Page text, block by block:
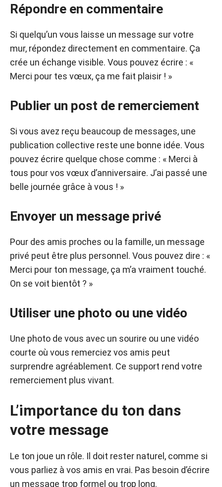
Répondre en commentaire
Si quelqu’un vous laisse un message sur votre
mur, répondez directement en commentaire. Ça
crée un échange visible. Vous pouvez écrire : «
Merci pour tes vœux, ça me fait plaisir ! »
Publier un post de remerciement
Si vous avez reçu beaucoup de messages, une
publication collective reste une bonne idée. Vous
pouvez écrire quelque chose comme : « Merci à
tous pour vos vœux d’anniversaire. J’ai passé une
belle journée grâce à vous ! »
Envoyer un message privé
Pour des amis proches ou la famille, un message
privé peut être plus personnel. Vous pouvez dire : «
Merci pour ton message, ça m’a vraiment touché.
On se voit bientôt ? »
Utiliser une photo ou une vidéo
Une photo de vous avec un sourire ou une vidéo
courte où vous remerciez vos amis peut
surprendre agréablement. Ce support rend votre
remerciement plus vivant.
L’importance du ton dans
votre message
Le ton joue un rôle. Il doit rester naturel, comme si
vous parliez à vos amis en vrai. Pas besoin d’écrire
un message trop formel ou trop long.